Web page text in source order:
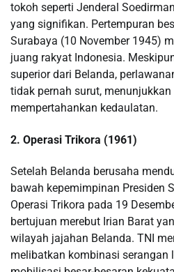
tokoh seperti Jenderal
yang signifikan. Pertempuran
Surabaya (10 November 1945)
juang rakyat Indonesia.
superior dari Belanda,
tidak pernah surut,
mempertahankan kedaulatan.
2. Operasi Trikora (1961)
Setelah Belanda berusaha
bawah kepemimpinan Presiden
Operasi Trikora pada 19
bertujuan merebut Irian Barat
wilayah jajahan Belanda. TNI
melibatkan kombinasi serangan